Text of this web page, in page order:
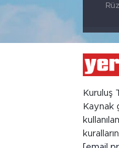
Kuruluş
Kaynak